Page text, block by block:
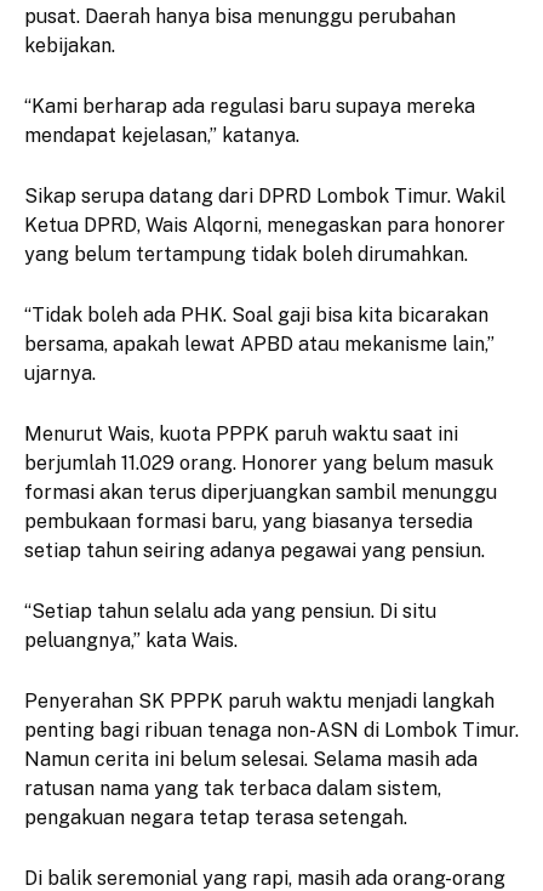
pusat. Daerah hanya bisa menunggu perubahan
kebijakan.
“Kami berharap ada regulasi baru supaya mereka
mendapat kejelasan,” katanya.
Sikap serupa datang dari DPRD Lombok Timur. Wakil
Ketua DPRD, Wais Alqorni, menegaskan para honorer
yang belum tertampung tidak boleh dirumahkan.
“Tidak boleh ada PHK. Soal gaji bisa kita bicarakan
bersama, apakah lewat APBD atau mekanisme lain,”
ujarnya.
Menurut Wais, kuota PPPK paruh waktu saat ini
berjumlah 11.029 orang. Honorer yang belum masuk
formasi akan terus diperjuangkan sambil menunggu
pembukaan formasi baru, yang biasanya tersedia
setiap tahun seiring adanya pegawai yang pensiun.
“Setiap tahun selalu ada yang pensiun. Di situ
peluangnya,” kata Wais.
Penyerahan SK PPPK paruh waktu menjadi langkah
penting bagi ribuan tenaga non-ASN di Lombok Timur.
Namun cerita ini belum selesai. Selama masih ada
ratusan nama yang tak terbaca dalam sistem,
pengakuan negara tetap terasa setengah.
Di balik seremonial yang rapi, masih ada orang-orang